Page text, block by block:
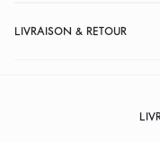
LIVRAISON & RETOUR